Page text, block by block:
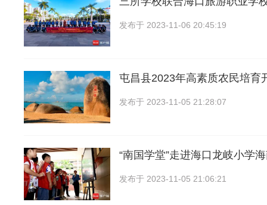
发布于 2023-11-06 20:45:19
屯昌县2023年高素质农民培育
发布于 2023-11-05 21:28:07
“南国学堂”走进海口龙岐小学
发布于 2023-11-05 21:06:21